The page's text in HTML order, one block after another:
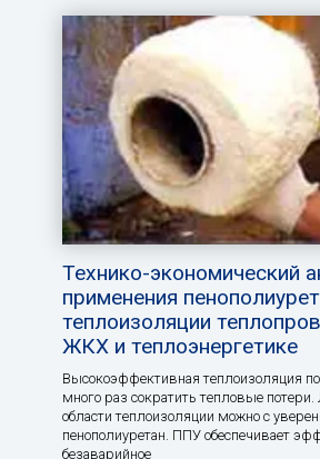
Технико-экономический
применения
теплоизоляции
ЖКХ и теплоэнергетике
Высокоэффективная теплоизоляция
много раз сократить тепловые
области теплоизоляции можно с
пенополиуретан. ППУ обеспечивает
безаварийное